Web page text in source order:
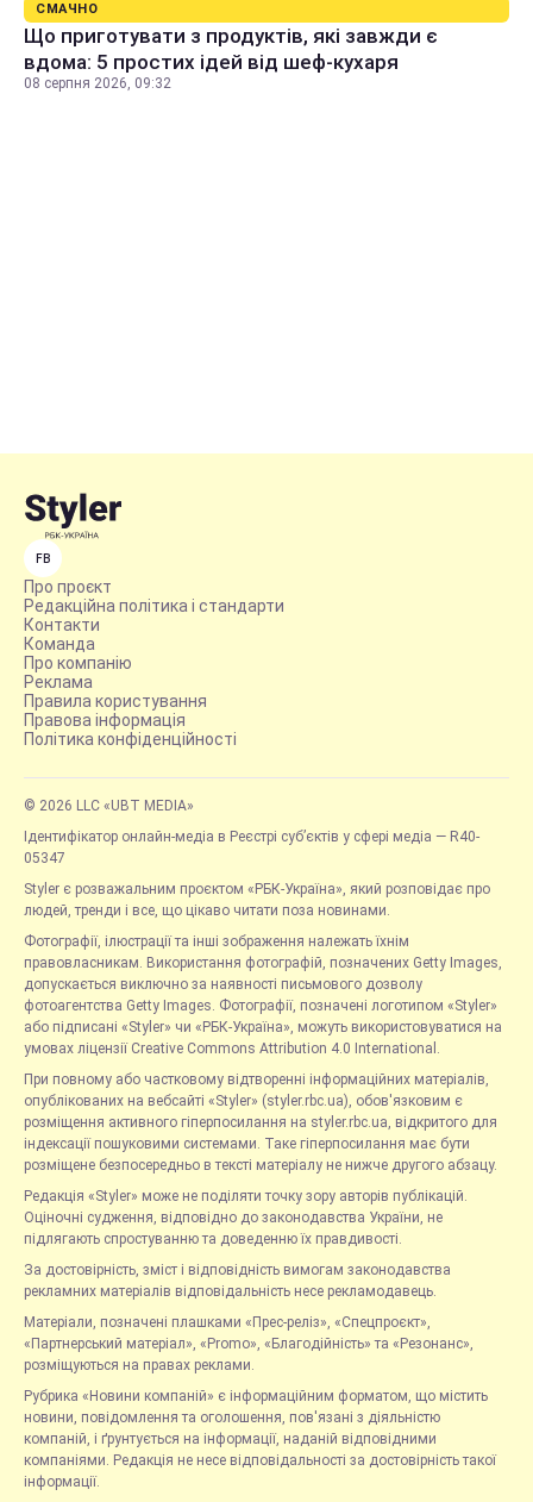
СМАЧНО
Що приготувати з продуктів, які завжди є
вдома: 5 простих ідей від шеф-кухаря
08 серпня 2026, 09:32
FB
Про проєкт
Редакційна політика і стандарти
Контакти
Команда
Про компанію
Реклама
Правила користування
Правова інформація
Політика конфіденційності
© 2026 LLC «UBT MEDIA»
Ідентифікатор онлайн-медіа в Реєстрі суб’єктів у сфері медіа — R40-
05347
Styler є розважальним проєктом «РБК-Україна», який розповідає про
людей, тренди і все, що цікаво читати поза новинами.
Фотографії, ілюстрації та інші зображення належать їхнім
правовласникам. Використання фотографій, позначених Getty Images,
допускається виключно за наявності письмового дозволу
фотоагентства Getty Images. Фотографії, позначені логотипом «Styler»
або підписані «Styler» чи «РБК-Україна», можуть використовуватися на
умовах ліцензії Creative Commons Attribution 4.0 International.
При повному або частковому відтворенні інформаційних матеріалів,
опублікованих на вебсайті «Styler» (styler.rbc.ua), обов'язковим є
розміщення активного гіперпосилання на styler.rbc.ua, відкритого для
індексації пошуковими системами. Таке гіперпосилання має бути
розміщене безпосередньо в тексті матеріалу не нижче другого абзацу.
Редакція «Styler» може не поділяти точку зору авторів публікацій.
Оціночні судження, відповідно до законодавства України, не
підлягають спростуванню та доведенню їх правдивості.
За достовірність, зміст і відповідність вимогам законодавства
рекламних матеріалів відповідальність несе рекламодавець.
Матеріали, позначені плашками «Прес-реліз», «Спецпроєкт»,
«Партнерський матеріал», «Promo», «Благодійність» та «Резонанс»,
розміщуються на правах реклами.
Рубрика «Новини компаній» є інформаційним форматом, що містить
новини, повідомлення та оголошення, пов'язані з діяльністю
компаній, і ґрунтується на інформації, наданій відповідними
компаніями. Редакція не несе відповідальності за достовірність такої
інформації.